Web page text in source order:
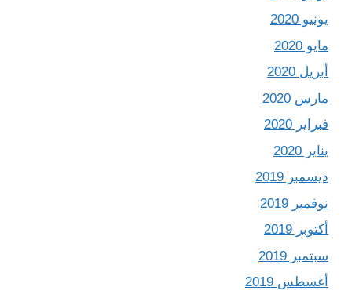
يونيو 2020
مايو 2020
أبريل 2020
مارس 2020
فبراير 2020
يناير 2020
ديسمبر 2019
نوفمبر 2019
أكتوبر 2019
سبتمبر 2019
أغسطس 2019